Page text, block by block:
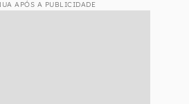
APÓS A PUBLICIDADE